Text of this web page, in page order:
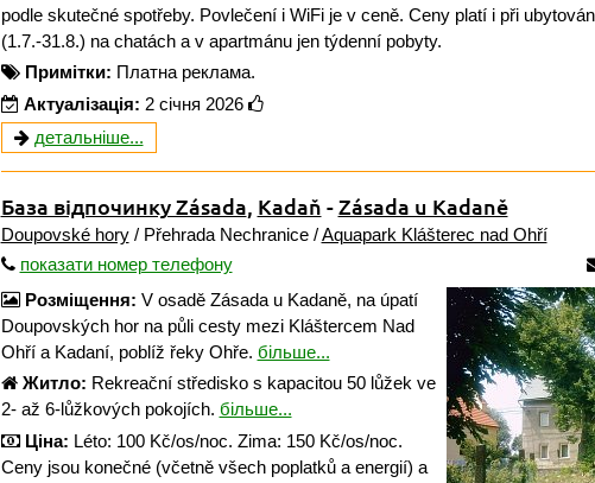
podle skutečné spotřeby. Povlečení i WiFi je v ceně. Ceny platí i při
(1.7.-31.8.) na chatách a v apartmánu jen týdenní pobyty.
Примітки: Платна реклама.
Актуалізація: 2 січня 2026
детальніше...
База відпочинку Zásada, Kadaň -Zásada u Kadaně
Doupovské hory/ Přehrada Nechranice /Aquapark Klášterec nad Ohří
показати номер телефону
Розміщення: V osadě Zásada u Kadaně, na úpatí
Doupovských hor na půli cesty mezi Kláštercem Nad
Ohří a Kadaní, poblíž řeky Ohře. більше...
Житло: Rekreační středisko s kapacitou 50 lůžek ve
2- až 6-lůžkových pokojích. більше...
Ціна: Léto: 100 Kč/os/noc. Zima: 150 Kč/os/noc.
Ceny jsou konečné (včetně všech poplatků a energií) a